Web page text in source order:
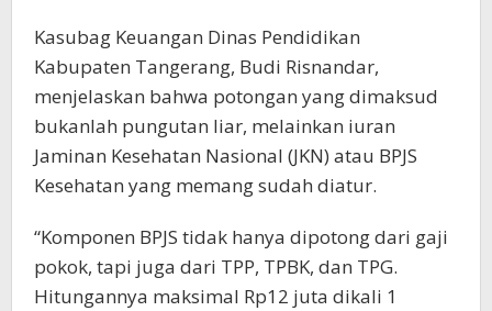
Kasubag Keuangan Dinas Pendidikan
Kabupaten Tangerang, Budi Risnandar,
menjelaskan bahwa potongan yang dimaksud
bukanlah pungutan liar, melainkan iuran
Jaminan Kesehatan Nasional (JKN) atau BPJS
Kesehatan yang memang sudah diatur.
“Komponen BPJS tidak hanya dipotong dari gaji
pokok, tapi juga dari TPP, TPBK, dan TPG.
Hitungannya maksimal Rp12 juta dikali 1